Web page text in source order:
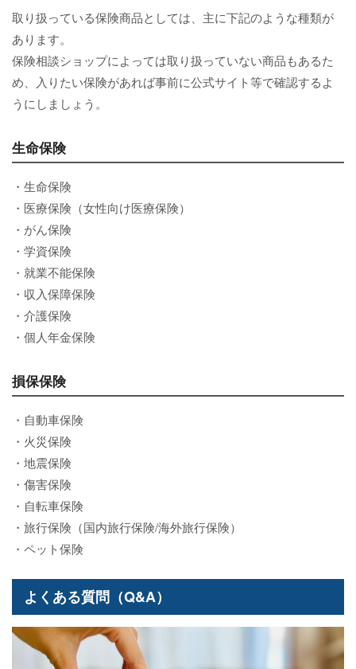
取り扱っている保険商品としては、主に下記のような種類が
あります。
保険相談ショップによっては取り扱っていない商品もあるた
め、入りたい保険があれば事前に公式サイト等で確認するよ
うにしましょう。
生命保険
・生命保険
・医療保険（女性向け医療保険）
・がん保険
・学資保険
・就業不能保険
・収入保障保険
・介護保険
・個人年金保険
損保保険
・自動車保険
・火災保険
・地震保険
・傷害保険
・自転車保険
・旅行保険（国内旅行保険/海外旅行保険）
・ペット保険
よくある質問（Q&A）